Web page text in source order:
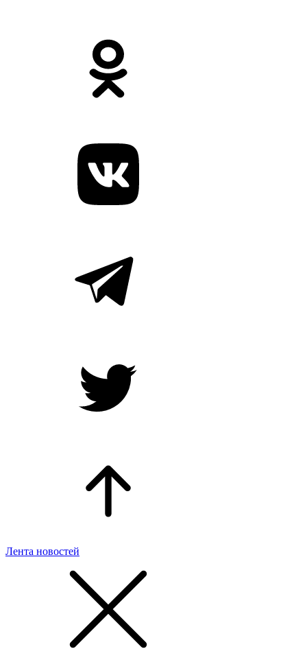
Лента новостей